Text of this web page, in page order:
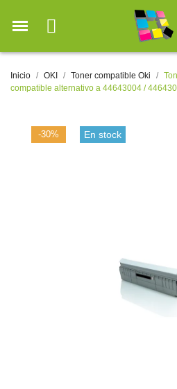
Inicio OKI Toner compatible Oki
compatible alternativo a 44643004 /
-30% En stock